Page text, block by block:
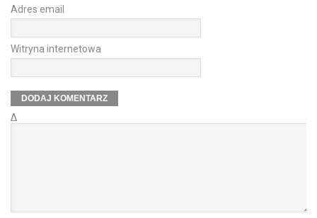
Adres email
Witryna internetowa
Δ